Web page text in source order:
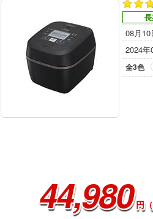
08月
2024年
全3色
44,980 円